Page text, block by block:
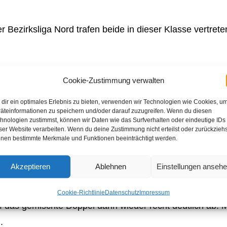
Cookie-Zustimmung verwalten
dir ein optimales Erlebnis zu bieten, verwenden wir Technologien wie Cookies,
zu speichern und/oder darauf zuzugreifen. Wenn du diesen
zustimmst, können wir Daten wie das Surfverhalten oder eindeutige IDs
Website verarbeiten. Wenn du deine Zustimmung nicht erteilst oder
bestimmte Merkmale und Funktionen beeinträchtigt werden.
Akzeptieren Ablehnen Einstellungen
Cookie-RichtlinieDatenschutzImpressum
Bezirksliga Nord trafen beide in dieser Klasse
direkt an den BCK 4, da die dritte
Schäfer und Claus Schröder über die volle
und 21:19 durchsetzten. Auch die Damen
Kyra und Selina. Letztlich setzten sich die
Führung.
sehr heterogen. Während Claus gegen Jakob
und Jürgen ihren Gegnern Daniel und Helmut
gemischte Doppel dann wieder recht deutlich ab: